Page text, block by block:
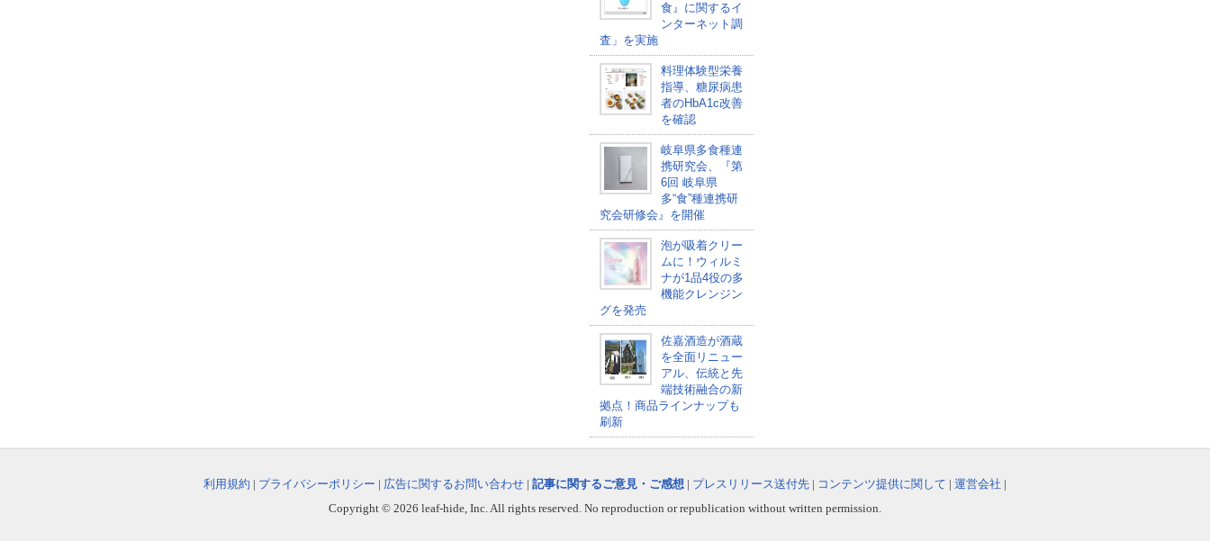
食』に関するイ
ンターネット調
査」を実施
料理体験型栄養
指導、糖尿病患
者のHbA1c改善
を確認
岐阜県多食種連
携研究会、『第
6回 岐阜県
多“食”種連携研
究会研修会』を開催
泡が吸着クリー
ムに！ウィルミ
ナが1品4役の多
機能クレンジン
グを発売
佐嘉酒造が酒蔵
を全面リニュー
アル、伝統と先
端技術融合の新
拠点！商品ラインナップも
刷新
利用規約 | プライバシーポリシー | 広告に関するお問い合わせ | 記事に関するご意見・ご感想 | プレスリリース送付先 | コンテンツ提供に関して | 運営会社 |
Copyright © 2026 leaf-hide, Inc. All rights reserved. No reproduction or republication without written permission.